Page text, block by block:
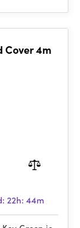
Cover 4m
22h: 44m